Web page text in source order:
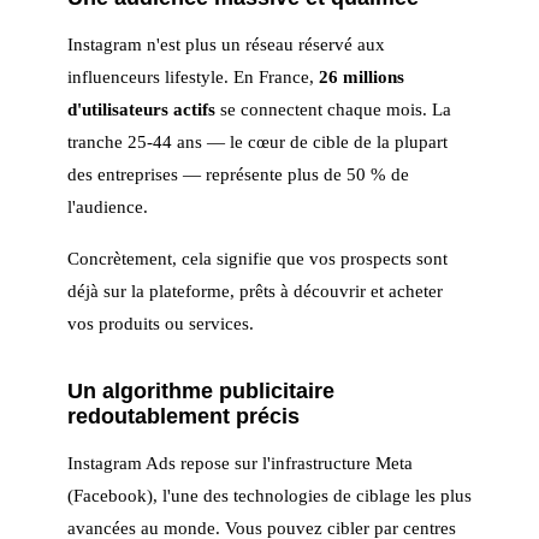
Instagram n'est plus un réseau réservé aux
influenceurs lifestyle. En France, 26 millions
d'utilisateurs actifs se connectent chaque mois. La
tranche 25-44 ans — le cœur de cible de la plupart
des entreprises — représente plus de 50 % de
l'audience.
Concrètement, cela signifie que vos prospects sont
déjà sur la plateforme, prêts à découvrir et acheter
vos produits ou services.
Un algorithme publicitaire
redoutablement précis
Instagram Ads repose sur l'infrastructure Meta
(Facebook), l'une des technologies de ciblage les plus
avancées au monde. Vous pouvez cibler par centres